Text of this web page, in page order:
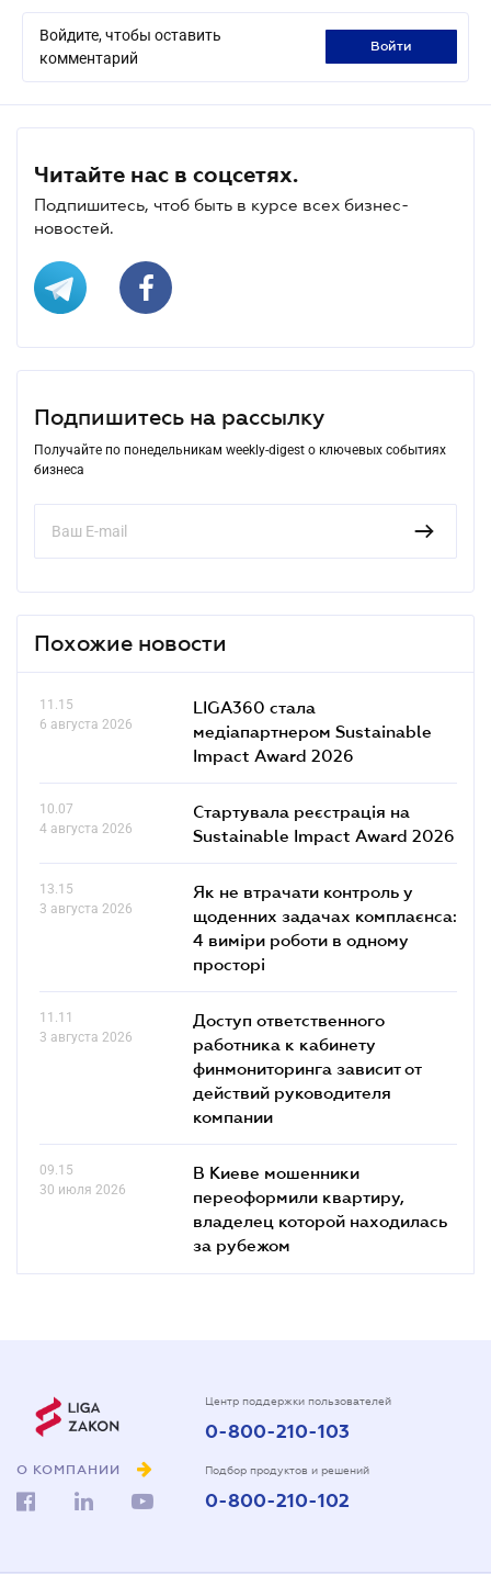
Войдите, чтобы оставить
комментарий
войти
Читайте нас в соцсетях.
Подпишитесь, чтоб быть в курсе всех бизнес-
новостей.
Подпишитесь на рассылку
Получайте по понедельникам weekly-digest о ключевых событиях
бизнеса
Похожие новости
11.15
6 августа 2026
LIGA360 стала
медіапартнером Sustainable
Impact Award 2026
10.07
4 августа 2026
Стартувала реєстрація на
Sustainable Impact Award 2026
13.15
3 августа 2026
Як не втрачати контроль у
щоденних задачах комплаєнса:
4 виміри роботи в одному
просторі
11.11
3 августа 2026
Доступ ответственного
работника к кабинету
финмониторинга зависит от
действий руководителя
компании
09.15
30 июля 2026
В Киеве мошенники
переоформили квартиру,
владелец которой находилась
за рубежом
О КОМПАНИИ
Центр поддержки пользователей
0-800-210-103
Подбор продуктов и решений
0-800-210-102